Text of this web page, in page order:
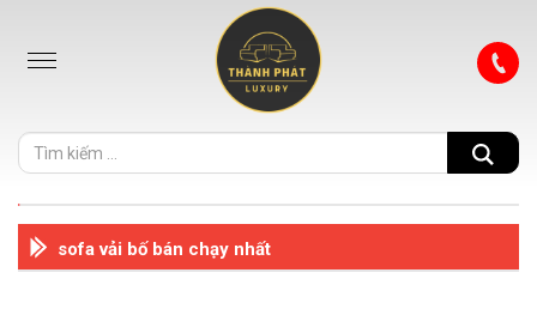
sofa vải bố bán chạy nhất